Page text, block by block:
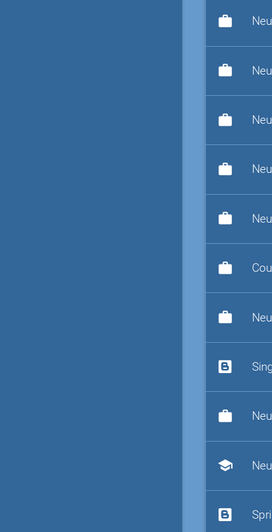
work
work
work
work
work
work
work
work
school